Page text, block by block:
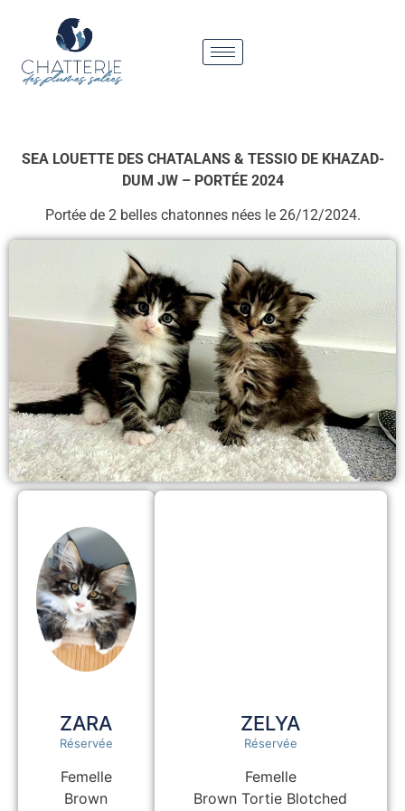
SEA LOUETTE DES CHATALANS & TESSIO DE KHAZAD-
DUM JW – PORTÉE 2024
Portée de 2 belles chatonnes nées le 26/12/2024.
ZARA
Réservée
Femelle
Brown
ZELYA
Réservée
Femelle
Brown Tortie Blotched